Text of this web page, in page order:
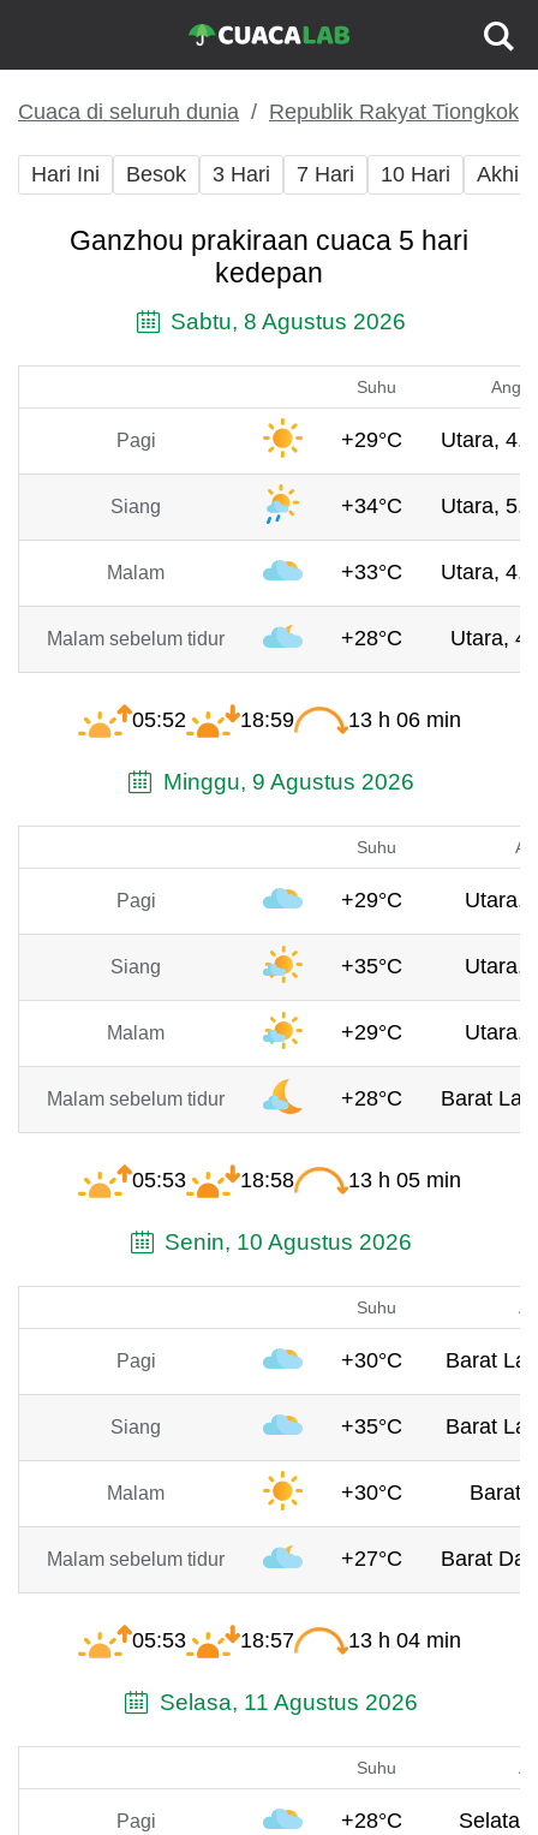
Cuaca di seluruh dunia Republik Rakyat Tiongkok
Hari Ini Besok 3 Hari 7 Hari 10 Hari Akhir
Ganzhou prakiraan cuaca 5 hari
kedepan
Sabtu, 8 Agustus 2026
Suhu Angin
Pagi +29°C Utara,
Siang +34°C Utara,
Malam +33°C Utara,
Malam sebelum tidur +28°C Utara, 4
05:52 18:59 13 h 06 min
Minggu, 9 Agustus 2026
Suhu
Pagi +29°C Utara,
Siang +35°C Utara,
Malam +29°C Utara,
Malam sebelum tidur +28°C Barat
05:53 18:58 13 h 05 min
Senin, 10 Agustus 2026
Suhu
Pagi +30°C Barat
Siang +35°C Barat
Malam +30°C Barat,
Malam sebelum tidur +27°C Barat
05:53 18:57 13 h 04 min
Selasa, 11 Agustus 2026
Suhu
Pagi +28°C